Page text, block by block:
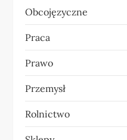
Obcojęzyczne
Praca
Prawo
Przemysł
Rolnictwo